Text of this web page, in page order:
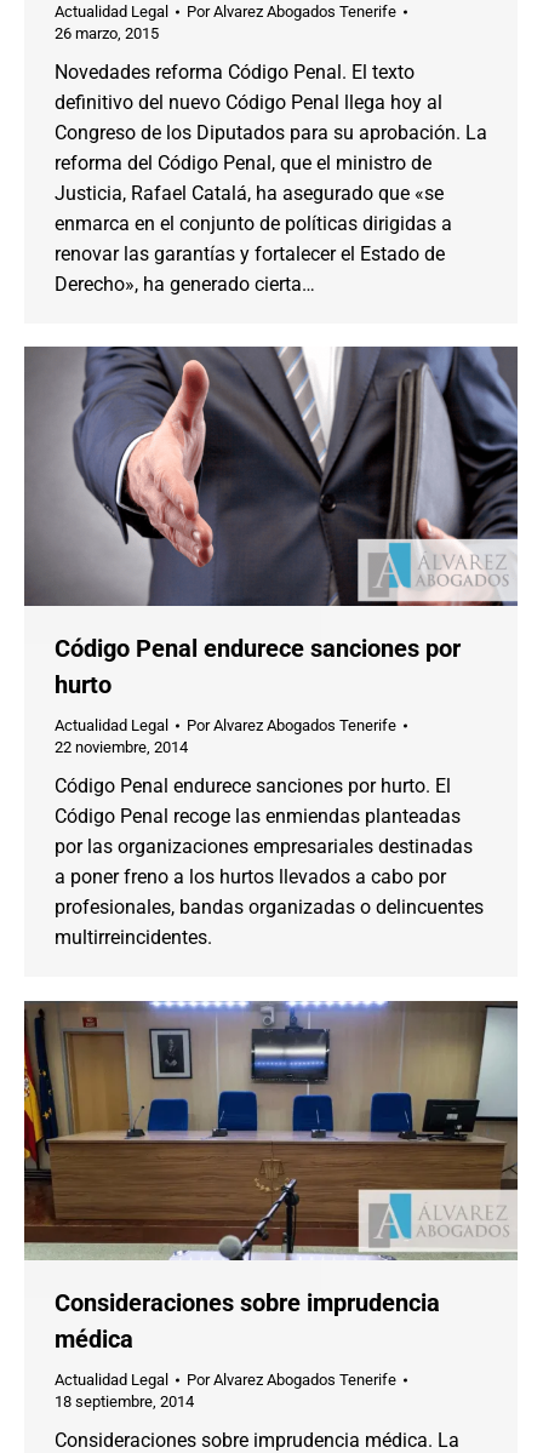
Actualidad Legal PorAlvarez Abogados Tenerife
26 marzo, 2015
Novedades reforma Código Penal. El texto
definitivo del nuevo Código Penal llega hoy al
Congreso de los Diputados para su aprobación. La
reforma del Código Penal, que el ministro de
Justicia, Rafael Catalá, ha asegurado que «se
enmarca en el conjunto de políticas dirigidas a
renovar las garantías y fortalecer el Estado de
Derecho», ha generado cierta…
Código Penal endurece sanciones por
hurto
Actualidad Legal PorAlvarez Abogados Tenerife
22 noviembre, 2014
Código Penal endurece sanciones por hurto. El
Código Penal recoge las enmiendas planteadas
por las organizaciones empresariales destinadas
a poner freno a los hurtos llevados a cabo por
profesionales, bandas organizadas o delincuentes
multirreincidentes.
Consideraciones sobre imprudencia
médica
Actualidad Legal PorAlvarez Abogados Tenerife
18 septiembre, 2014
Consideraciones sobre imprudencia médica. La